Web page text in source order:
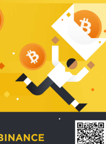
khuẩn và nấm mốc trong điều kiện
thời tiết nóng ẩm. Bạn có thể tìm hiểu
thêm các nghiên cứu khoa học về tác
động của giấc ngủ và môi trường
phòng ngủ đối với sức khỏe con
người tại Sleep Foundation (External
Link) để có cái nhìn toàn diện hơn.
2. Các tiêu chí vàng khi lựa chọn
chăn ga gối đệm cao cấp cho phòng
ngủ
Để sở hữu một bộ chăn ga gối đệm
cao cấp hoàn hảo cả về thẩm mỹ lẫn
công năng, người tiêu dùng cần cân
nhắc kỹ lưỡng các tiêu chí quan trọng